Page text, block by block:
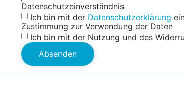
Datenschutzeinverständnis
Ich bin mit der Datenschutzerklärung
Zustimmung zur Verwendung der Daten
Ich bin mit der Nutzung und des
Absenden